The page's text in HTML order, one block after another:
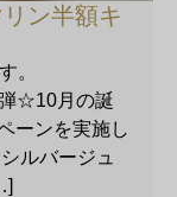
ン半額キ
。
☆10月の誕
ーンを実施し
ルバージュ